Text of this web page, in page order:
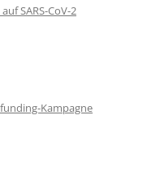
SARS-CoV-2
Kampagne